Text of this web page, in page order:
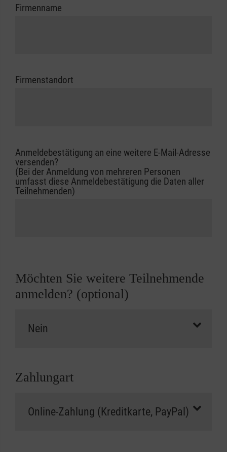
Firmenname
Firmenstandort
Anmeldebestätigung an eine weitere E-Mail-Adresse
versenden?
(Bei der Anmeldung von mehreren Personen
umfasst diese Anmeldebestätigung die Daten aller
Teilnehmenden)
Möchten Sie weitere Teilnehmende
anmelden? (optional)
Zahlungart